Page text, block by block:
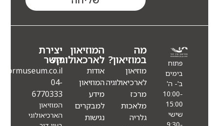
מה
במוזיאון?
מוזיאון
לארכיאולוגיה
מרכז
מלאכות
גלריה
המוזיאון
לארכאולוגיה
אודות
המוזיאון
מידע
למבקרים
נגישות
יצירת
קשר
Info@eindormuseum.co.il
04-
6770333
המוזיאון
הארכיאולוגי